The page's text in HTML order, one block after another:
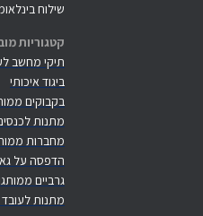
שילוח
קטגוריות
תיקי מחשב
ביגוד איכותי
בקבוקים
מתנות
מחברות
הדפסה על
גרביים
מתנות